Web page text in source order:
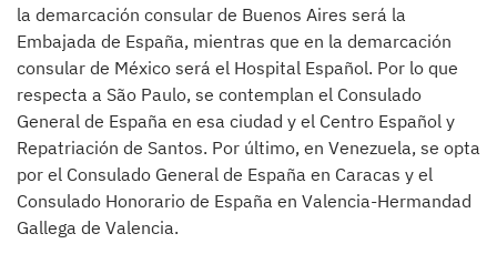
la demarcación consular de Buenos Aires será la
Embajada de España, mientras que en la demarcación
consular de México será el Hospital Español. Por lo que
respecta a São Paulo, se contemplan el Consulado
General de España en esa ciudad y el Centro Español y
Repatriación de Santos. Por último, en Venezuela, se opta
por el Consulado General de España en Caracas y el
Consulado Honorario de España en Valencia-Hermandad
Gallega de Valencia.